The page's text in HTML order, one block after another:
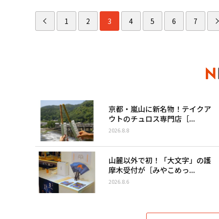
1 2 3 4 5 6 7
京都・嵐山に新名物！テイクア
ウトのチュロス専門店［...
2026.8.8
山麓以外で初！「大文字」の護
摩木受付が［みやこめっ...
2026.8.6